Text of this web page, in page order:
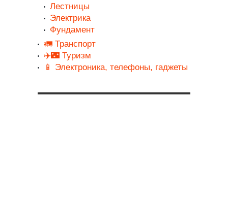
Лестницы
Электрика
Фундамент
🚛 Транспорт
✈️🌃 Туризм
📱 Электроника, телефоны, гаджеты